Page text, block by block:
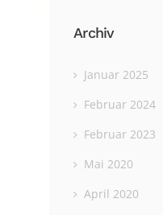
Archiv
Januar 2025
Februar 2024
Februar 2023
Mai 2020
April 2020